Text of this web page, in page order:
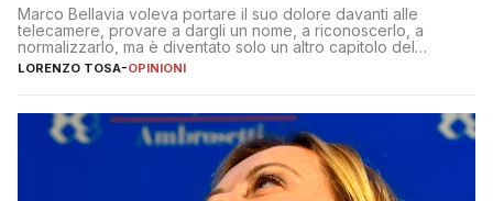
Marco Bellavia voleva portare il suo dolore davanti alle
telecamere, provare a dargli un nome, a riconoscerlo, a
normalizzarlo, ma è diventato solo un altro capitolo del
copione
LORENZO TOSA-OPINIONI